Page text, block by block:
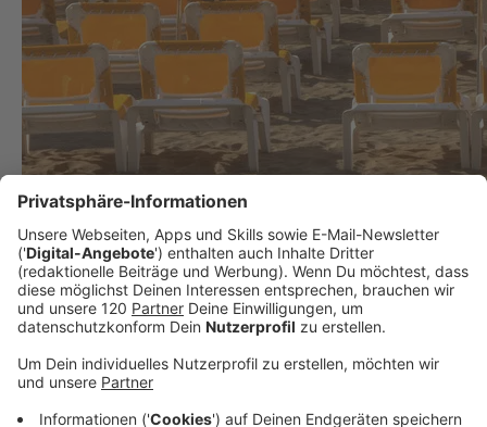
Was tun wenn&#8230;? Das ultimative Urlaubs-
Tutorial